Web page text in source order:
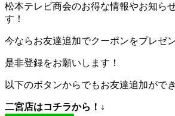
松本テレビ商会のお得な情報やお知ら
す！
今ならお友達追加でクーポンをプレゼ
是非登録をお願いします！
以下のボタンからでもお友達追加ができ
二宮店はコチラから！↓